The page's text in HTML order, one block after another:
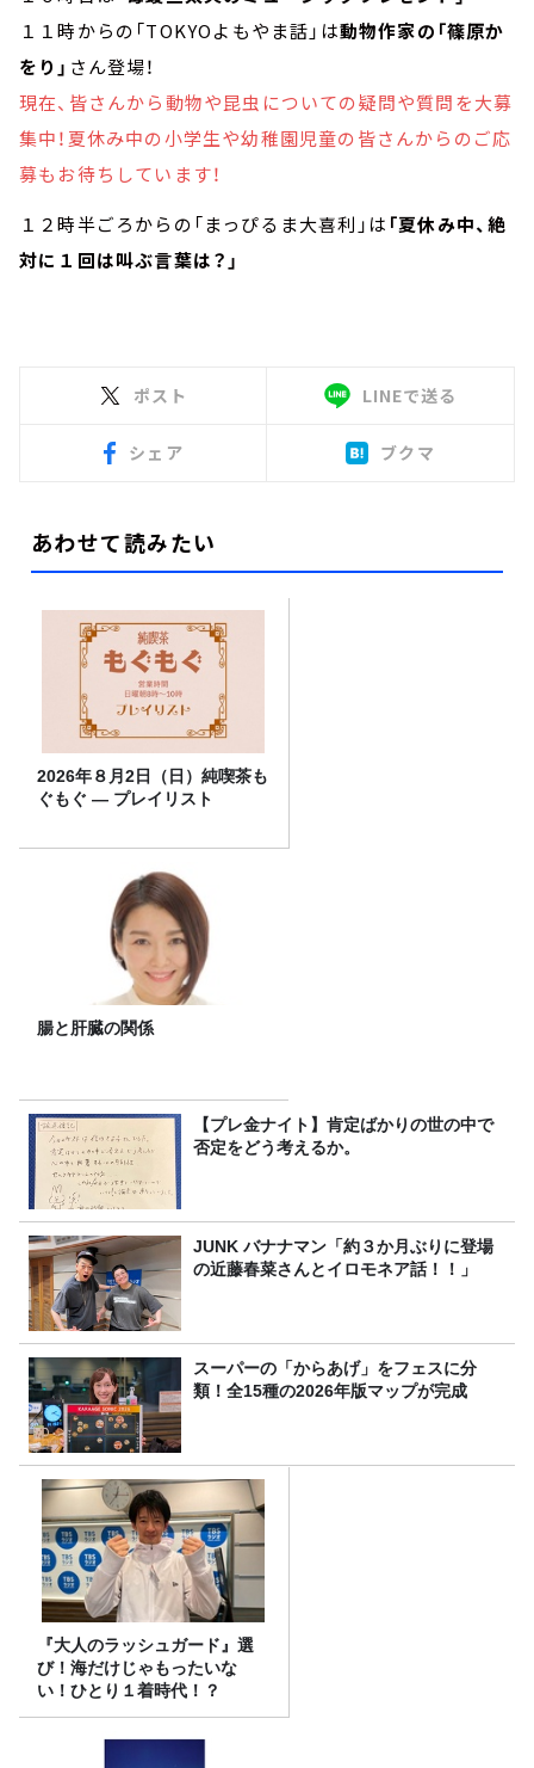
１１時からの「TOKYOよもやま話」は動物作家の「篠原か
をり」 さん登場！
現在、皆さんから動物や昆虫についての疑問や質問を大募
集中！夏休み中の小学生や幼稚園児童の皆さんからのご応
募もお待ちしています！
１２時半ごろからの「まっぴるま大喜利」は 「夏休み中、絶
対に１回は叫ぶ言葉は？」
ポスト LINEで送る
シェア ブクマ
あわせて読みたい
2026年８月2日（日）純喫茶も
ぐもぐ ― プレイリスト
腸と肝臓の関係
【プレ金ナイト】肯定ばかりの世の中で
否定をどう考えるか。
JUNK バナナマン「約３か月ぶりに登場
の近藤春菜さんとイロモネア話！！」
スーパーの「からあげ」をフェスに分
類！全15種の2026年版マップが完成
『大人のラッシュガード』選
び！海だけじゃもったいな
い！ひとり１着時代！？